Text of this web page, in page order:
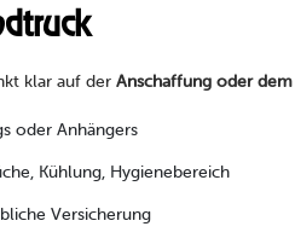
klar auf derAnschaffung oder dem
oder Anhängers
Kühlung, Hygienebereich
Versicherung